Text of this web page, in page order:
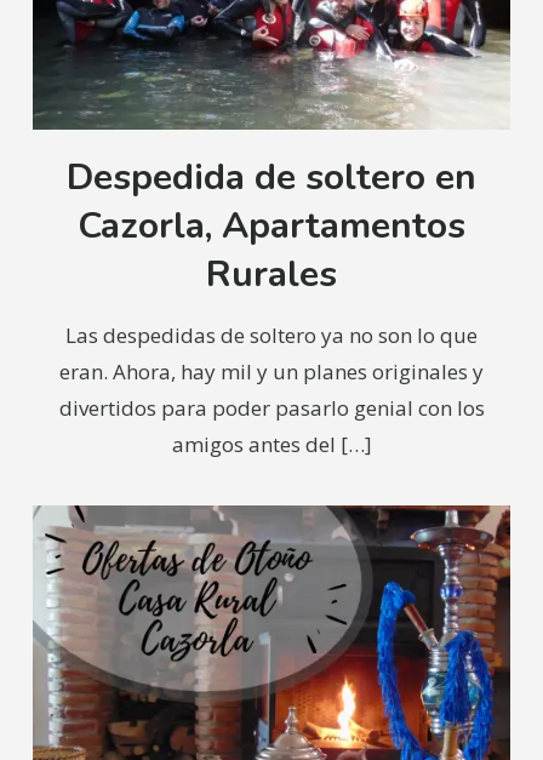
Despedida de soltero en
Cazorla, Apartamentos
Rurales
Las despedidas de soltero ya no son lo que
eran. Ahora, hay mil y un planes originales y
divertidos para poder pasarlo genial con los
amigos antes del […]